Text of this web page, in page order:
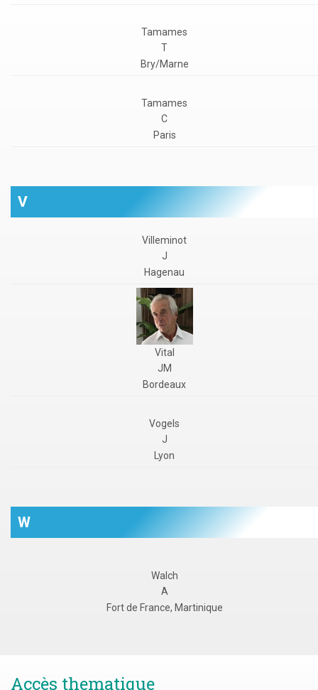
Tamames
T
Bry/Marne
Tamames
C
Paris
V
Villeminot
J
Hagenau
Vital
JM
Bordeaux
Vogels
J
Lyon
W
Walch
A
Fort de France, Martinique
Accès thematique